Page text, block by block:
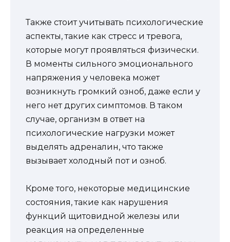
Также стоит учитывать психологические
аспекты, такие как стресс и тревога,
которые могут проявляться физически.
В моменты сильного эмоционального
напряжения у человека может
возникнуть громкий озноб, даже если у
него нет других симптомов. В таком
случае, организм в ответ на
психологические нагрузки может
выделять адреналин, что также
вызывает холодный пот и озноб.
Кроме того, некоторые медицинские
состояния, такие как нарушения
функций щитовидной железы или
реакция на определенные